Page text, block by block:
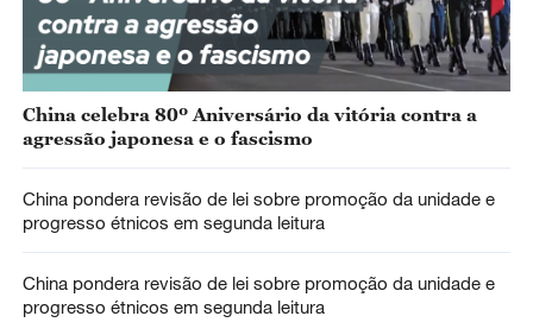
China celebra 80º Aniversário da vitória contra a
agressão japonesa e o fascismo
China pondera revisão de lei sobre promoção da unidade e
progresso étnicos em segunda leitura
China pondera revisão de lei sobre promoção da unidade e
progresso étnicos em segunda leitura